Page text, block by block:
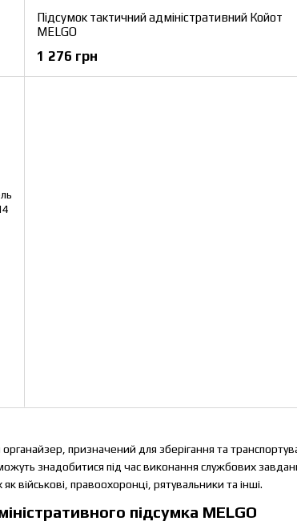
призначений для зберігання та
знадобитися під час виконання службових
військові, правоохоронці, рятувальники та інші.
підсумка MELGO
Підсумок тактичний адміністративний Койот
MELGO
1 276 грн